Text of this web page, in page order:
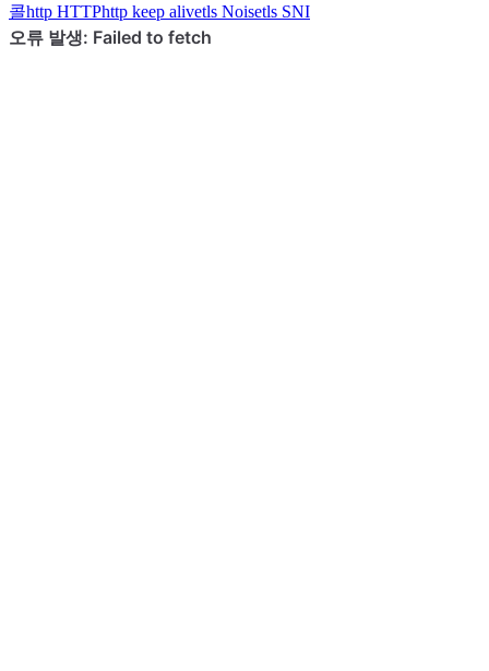
콜http HTTPhttp keep alivetls Noisetls SNI